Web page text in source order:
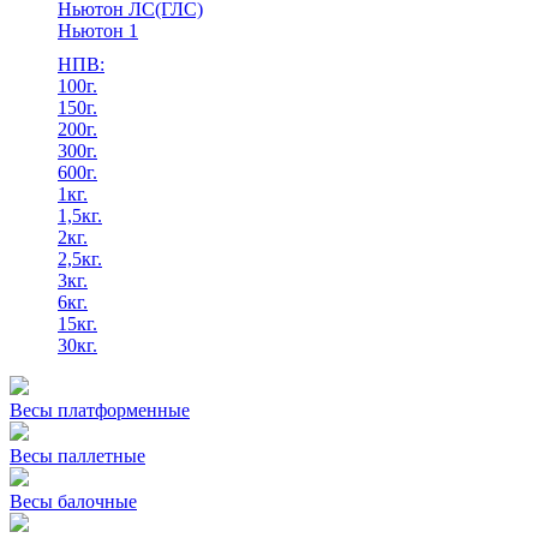
Ньютон ЛС(ГЛС)
Ньютон 1
НПВ:
100г.
150г.
200г.
300г.
600г.
1кг.
1,5кг.
2кг.
2,5кг.
3кг.
6кг.
15кг.
30кг.
Весы платформенные
Весы паллетные
Весы балочные